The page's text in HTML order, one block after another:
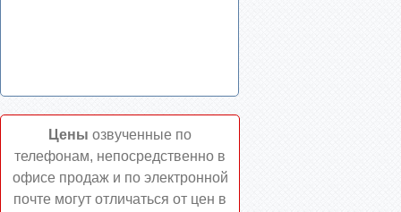
Цены озвученные по
телефонам, непосредственно в
офисе продаж и по электронной
почте могут отличаться от цен в